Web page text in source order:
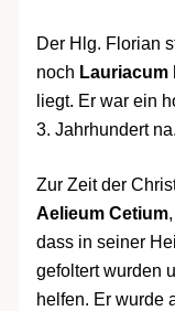
Der Hlg. Florian
noch Lauriacum
liegt. Er war ein
3. Jahrhundert
Zur Zeit der
Aelieum Cetium
dass in seiner
gefoltert wurden
helfen. Er wurde